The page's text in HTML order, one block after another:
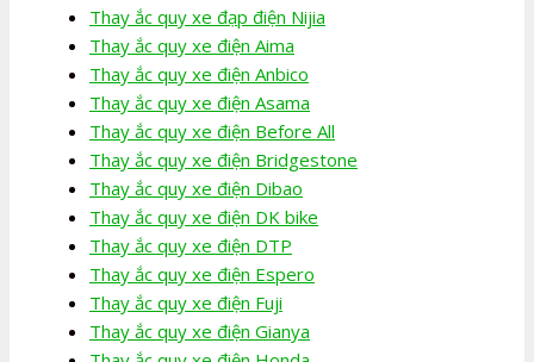
Thay ắc quy xe đạp điện Nijia
Thay ắc quy xe điện Aima
Thay ắc quy xe điện Anbico
Thay ắc quy xe điện Asama
Thay ắc quy xe điện Before All
Thay ắc quy xe điện Bridgestone
Thay ắc quy xe điện Dibao
Thay ắc quy xe điện DK bike
Thay ắc quy xe điện DTP
Thay ắc quy xe điện Espero
Thay ắc quy xe điện Fuji
Thay ắc quy xe điện Gianya